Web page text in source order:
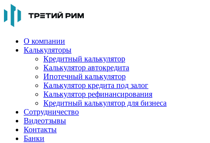
О компании
Калькуляторы
Кредитный калькулятор
Калькулятор автокредита
Ипотечный калькулятор
Калькулятор кредита под залог
Калькулятор рефинансирования
Кредитный калькулятор для бизнеса
Сотрудничество
Видеотзывы
Контакты
Банки